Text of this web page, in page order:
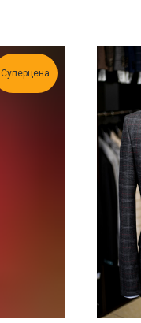
Суперцена